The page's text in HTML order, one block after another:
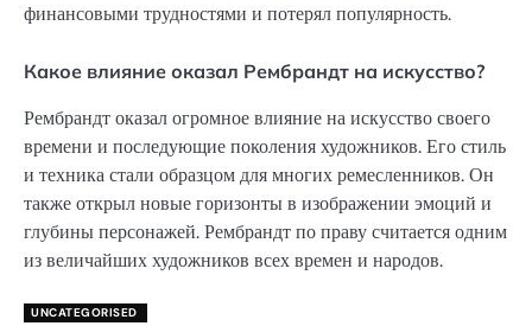
финансовыми трудностями и потерял популярность.
Какое влияние оказал Рембрандт на искусство?
Рембрандт оказал огромное влияние на искусство своего
времени и последующие поколения художников. Его стиль
и техника стали образцом для многих ремесленников. Он
также открыл новые горизонты в изображении эмоций и
глубины персонажей. Рембрандт по праву считается одним
из величайших художников всех времен и народов.
UNCATEGORISED